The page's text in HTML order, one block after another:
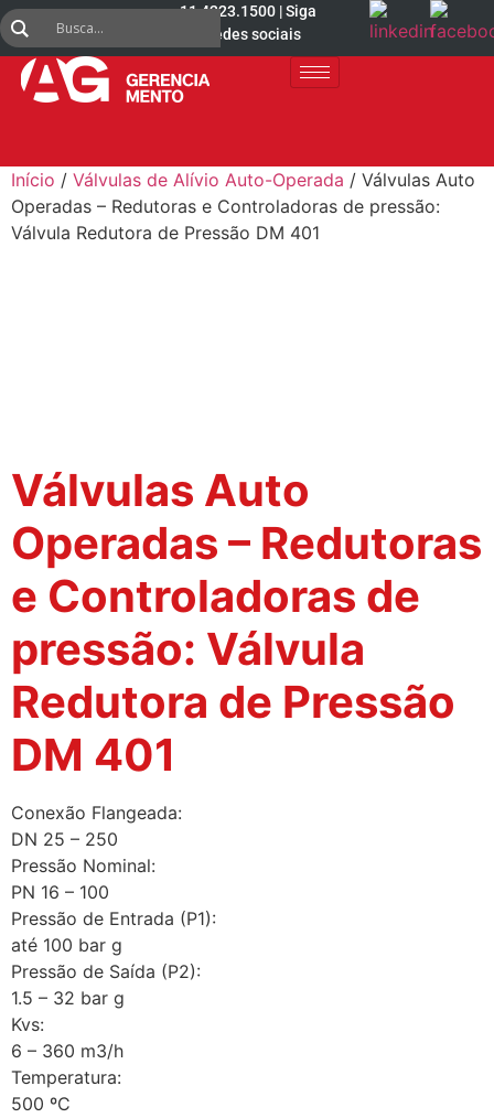
11 4223.1500 | Siga
nas redes sociais
Início / Válvulas de Alívio Auto-Operada / Válvulas Auto
Operadas – Redutoras e Controladoras de pressão:
Válvula Redutora de Pressão DM 401
Válvulas Auto
Operadas – Redutoras
e Controladoras de
pressão: Válvula
Redutora de Pressão
DM 401
Conexão Flangeada:
DN 25 – 250
Pressão Nominal:
PN 16 – 100
Pressão de Entrada (P1):
até 100 bar g
Pressão de Saída (P2):
1.5 – 32 bar g
Kvs:
6 – 360 m3/h
Temperatura:
500 ºC